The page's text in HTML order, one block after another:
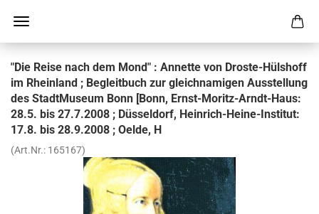
"Die Reise nach dem Mond" : An­net­te von Droste-​Hülshoff
im Rhein­land ; Be­gleit­buch zur gleich­na­mi­gen Aus­stel­lung
des Stadt­Mu­se­um Bonn [Bonn, Ernst-​Moritz-Arndt-Haus:
28.5. bis 27.7.2008 ; Düs­sel­dorf, Heinrich-​Heine-Institut:
17.8. bis 28.9.2008 ; Oelde, H
(Art.Nr.: 165167)